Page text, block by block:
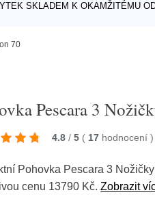
SKLADEM K OKAMŽITÉMU
70
Pescara 3
4.8 / 5 ( 17 hodnocení)
Pohovka Pescara 3
cenu 13790 Kč.Zobrazit